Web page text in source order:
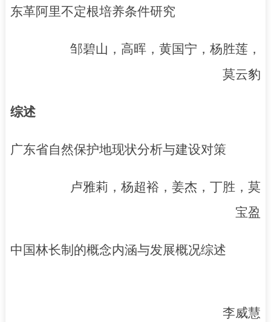
东革阿里不定根培养条件研究
邹碧山，高晖，黄国宁，杨胜莲，
莫云豹
综述
广东省自然保护地现状分析与建设对策
卢雅莉，杨超裕，姜杰，丁胜，莫
宝盈
中国林长制的概念内涵与发展概况综述
李威慧